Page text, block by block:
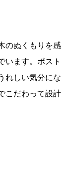
のぬくもりを感
います。ポスト
れしい気分にな
こだわって設計